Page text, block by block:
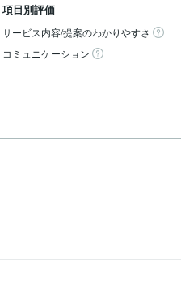
項目別評価
サービス内容/提案のわかりやすさ
コミュニケーション